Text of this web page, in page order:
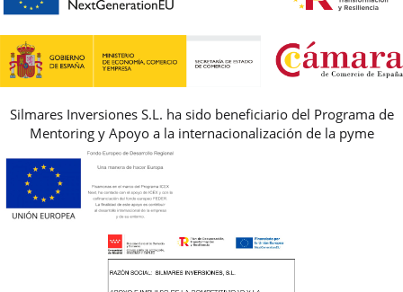
REBAJAS
Silmares Inversiones S.L. ha sido beneficiario del Programa de
Mentoring y Apoyo a la internacionalización de la pyme